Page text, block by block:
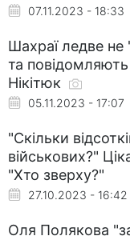
07.11.2023 - 18:33
Шахраї ледве не
та
Нікітюк
05.11.2023 - 17:07
"Скільки
військових?"
"Хто зверху?"
27.10.2023 - 16:42
Оля Полякова